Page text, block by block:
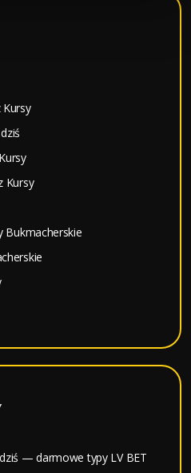
Kursy
Bukmacherskie
— darmowe typy LV BET